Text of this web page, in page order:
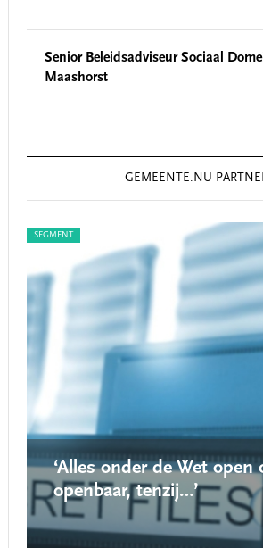
Senior Beleidsadviseur Sociaal
Maashorst
GEMEENTE.NU
SEGMENT
‘Alles onder de Wet open
openbaar, tenzij…’